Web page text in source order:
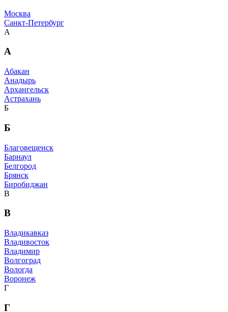
Москва
Санкт-Петербург
А
А
Абакан
Анадырь
Архангельск
Астрахань
Б
Б
Благовещенск
Барнаул
Белгород
Брянск
Биробиджан
В
В
Владикавказ
Владивосток
Владимир
Волгоград
Вологда
Воронеж
Г
Г